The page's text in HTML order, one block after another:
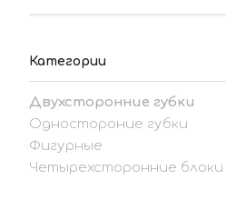
Категории
Двухсторонние губки
Одностороние губки
Фигурные
Четырехсторонние блоки